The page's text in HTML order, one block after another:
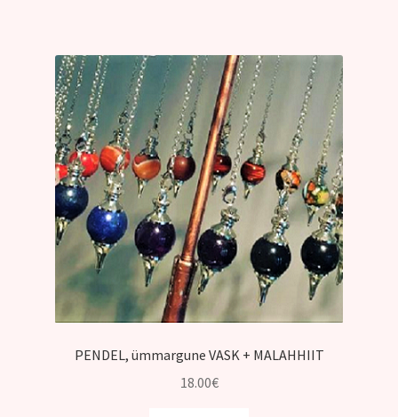
PENDEL, ümmargune VASK + MALAHHIIT
18.00€